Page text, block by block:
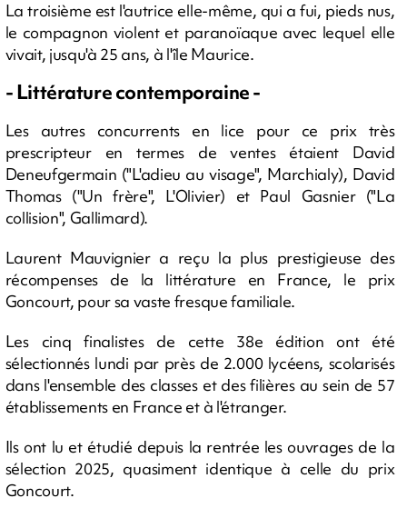
La troisième est l'autrice elle-même, qui a fui, pieds nus,
le compagnon violent et paranoïaque avec lequel elle
vivait, jusqu'à 25 ans, à l'île Maurice.
- Littérature contemporaine -
Les autres concurrents en lice pour ce prix très
prescripteur en termes de ventes étaient David
Deneufgermain ("L'adieu au visage", Marchialy), David
Thomas ("Un frère", L'Olivier) et Paul Gasnier ("La
collision", Gallimard).
Laurent Mauvignier a reçu la plus prestigieuse des
récompenses de la littérature en France, le prix
Goncourt, pour sa vaste fresque familiale.
Les cinq finalistes de cette 38e édition ont été
sélectionnés lundi par près de 2.000 lycéens, scolarisés
dans l'ensemble des classes et des filières au sein de 57
établissements en France et à l'étranger.
Ils ont lu et étudié depuis la rentrée les ouvrages de la
sélection 2025, quasiment identique à celle du prix
Goncourt.